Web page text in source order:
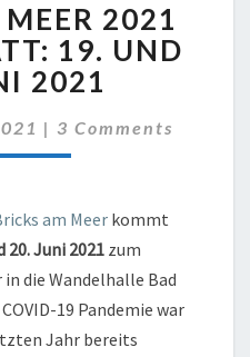
AM
MEER
2021
FINDET
19.
UND
JUNI
2021
2021
19. UND
2021
| Comments
3 Comments
am Meer kommt
20. Juni 2021 zum
die Wandelhalle Bad
19 Pandemie war
Jahr bereits